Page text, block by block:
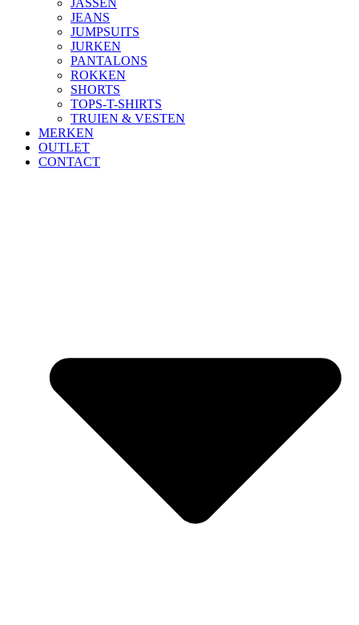
JEANS
JUMPSUITS
JURKEN
PANTALONS
ROKKEN
SHORTS
TOPS-T-SHIRTS
TRUIEN & VESTEN
MERKEN
OUTLET
CONTACT